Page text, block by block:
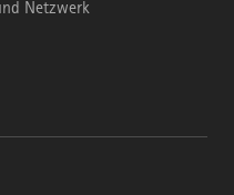
Netzwerk